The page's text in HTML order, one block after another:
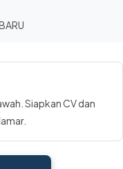
Siapkan CV dan